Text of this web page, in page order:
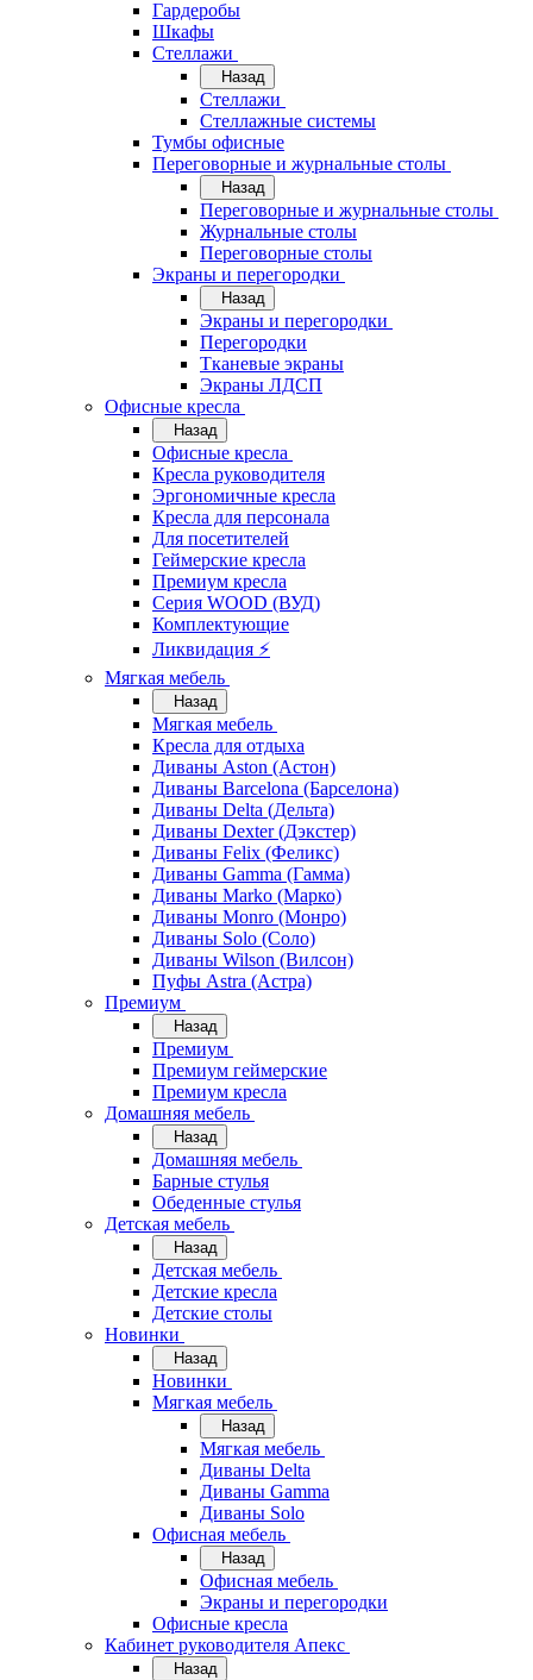
Гардеробы
Шкафы
Стеллажи
Назад
Стеллажи
Стеллажные системы
Тумбы офисные
Переговорные и журнальные столы
Назад
Переговорные и журнальные столы
Журнальные столы
Переговорные столы
Экраны и перегородки
Назад
Экраны и перегородки
Перегородки
Тканевые экраны
Экраны ЛДСП
Офисные кресла
Назад
Офисные кресла
Кресла руководителя
Эргономичные кресла
Кресла для персонала
Для посетителей
Геймерские кресла
Премиум кресла
Серия WOOD (ВУД)
Комплектующие
Ликвидация ⚡
Мягкая мебель
Назад
Мягкая мебель
Кресла для отдыха
Диваны Aston (Астон)
Диваны Barcelona (Барселона)
Диваны Delta (Дельта)
Диваны Dexter (Дэкстер)
Диваны Felix (Феликс)
Диваны Gamma (Гамма)
Диваны Marko (Марко)
Диваны Monro (Монро)
Диваны Solo (Соло)
Диваны Wilson (Вилсон)
Пуфы Astra (Астра)
Премиум
Назад
Премиум
Премиум геймерские
Премиум кресла
Домашняя мебель
Назад
Домашняя мебель
Барные стулья
Обеденные стулья
Детская мебель
Назад
Детская мебель
Детские кресла
Детские столы
Новинки
Назад
Новинки
Мягкая мебель
Назад
Мягкая мебель
Диваны Delta
Диваны Gamma
Диваны Solo
Офисная мебель
Назад
Офисная мебель
Экраны и перегородки
Офисные кресла
Кабинет руководителя Апекс
Назад